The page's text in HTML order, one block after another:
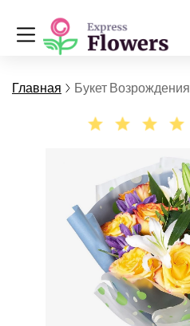
Главная Букет Возрождения